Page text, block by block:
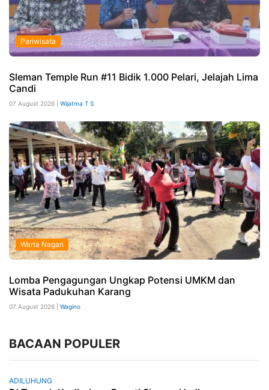
Pariwisata
Sleman Temple Run #11 Bidik 1.000 Pelari, Jelajah Lima
Candi
07 August 2026 | Wijatma T S
Warta Nagari
Lomba Pengagungan Ungkap Potensi UMKM dan
Wisata Padukuhan Karang
07 August 2026 | Wagino
BACAAN POPULER
ADILUHUNG